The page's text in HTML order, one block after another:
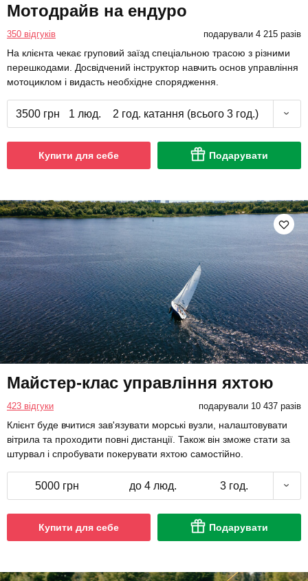
Мотодрайв на ендуро
350 відгуків подарували 4 215 разів
На клієнта чекає груповий заїзд спеціальною трасою з різними
перешкодами. Досвідчений інструктор навчить основ управління
мотоциклом і видасть необхідне спорядження.
3500 грн 1 люд. 2 год. катання (всього 3 год.)
Купити для себе Подарувати
Майстер-клас управління яхтою
423 відгуки подарували 10 437 разів
Клієнт буде вчитися зав'язувати морські вузли, налаштовувати
вітрила та проходити повні дистанції. Також він зможе стати за
штурвал і спробувати покерувати яхтою самостійно.
5000 грн до 4 люд. 3 год.
Купити для себе Подарувати